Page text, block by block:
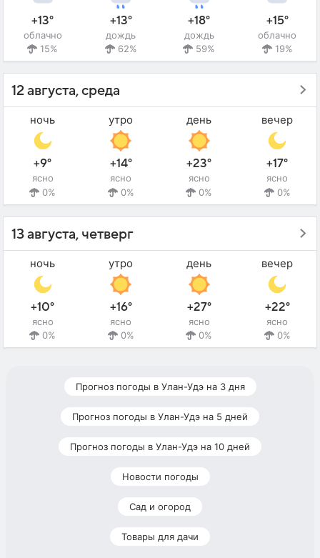
+13°
облачно
15%
+13°
дождь
62%
+18°
дождь
59%
+15°
облачно
19%
12 августа, среда
ночь
+9°
ясно
0%
утро
+14°
ясно
0%
день
+23°
ясно
0%
вечер
+17°
ясно
0%
13 августа, четверг
ночь
+10°
ясно
0%
утро
+16°
ясно
0%
день
+27°
ясно
0%
вечер
+22°
ясно
0%
Прогноз погоды в Улан-Удэ на 3 дня
Прогноз погоды в Улан-Удэ на 5 дней
Прогноз погоды в Улан-Удэ на 10 дней
Новости погоды
Сад и огород
Товары для дачи